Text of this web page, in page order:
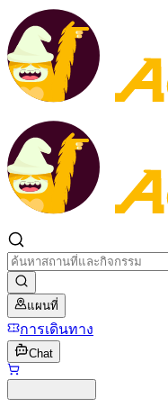
แผนที่
การเดินทาง
Chat